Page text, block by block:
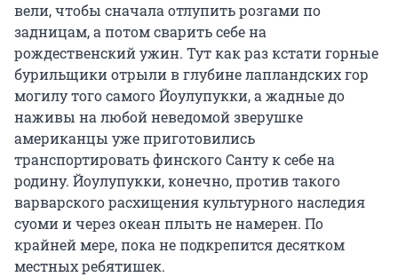
вели, чтобы сначала отлупить розгами по
задницам, а потом сварить себе на
рождественский ужин. Тут как раз кстати горные
бурильщики отрыли в глубине лапландских гор
могилу того самого Йоулупукки, а жадные до
наживы на любой неведомой зверушке
американцы уже приготовились
транспортировать финского Санту к себе на
родину. Йоулупукки, конечно, против такого
варварского расхищения культурного наследия
суоми и через океан плыть не намерен. По
крайней мере, пока не подкрепится десятком
местных ребятишек.